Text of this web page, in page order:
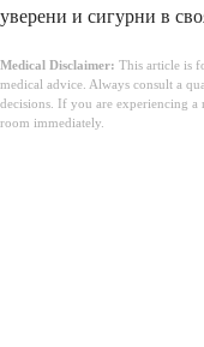
уверени и сигурни в
Medical Disclaimer: This article is
medical advice. Always consult a
decisions. If you are experiencing a
room immediately.